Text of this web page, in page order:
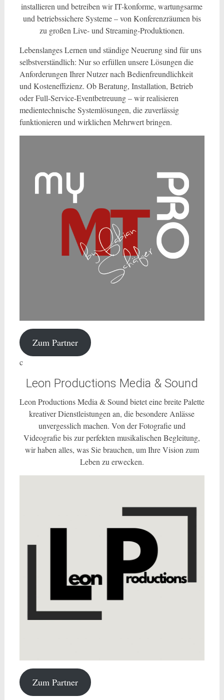
installieren und betreiben wir IT-konforme, wartungsarme
und betriebssichere Systeme – von Konferenzräumen bis
zu großen Live- und Streaming‑Produktionen.
Lebenslanges Lernen und ständige Neuerung sind für uns
selbstverständlich: Nur so erfüllen unsere Lösungen die
Anforderungen Ihrer Nutzer nach Bedienfreundlichkeit
und Kosteneffizienz. Ob Beratung, Installation, Betrieb
oder Full-Service-Eventbetreuung – wir realisieren
medientechnische Systemlösungen, die zuverlässig
funktionieren und wirklichen Mehrwert bringen.
Zum Partner
c
Leon Productions Media & Sound
Leon Productions Media & Sound bietet eine breite Palette
kreativer Dienstleistungen an, die besondere Anlässe
unvergesslich machen. Von der Fotografie und
Videografie bis zur perfekten musikalischen Begleitung,
wir haben alles, was Sie brauchen, um Ihre Vision zum
Leben zu erwecken.
Zum Partner